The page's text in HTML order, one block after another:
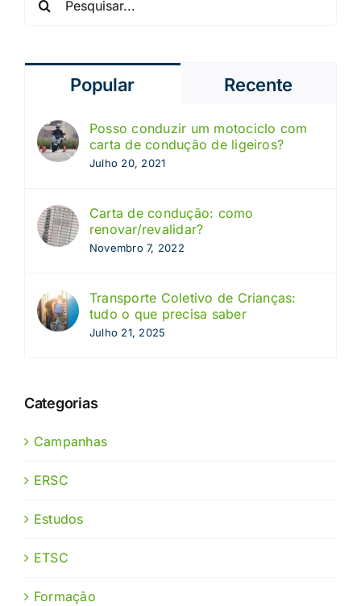
Popular Recente
Posso conduzir um motociclo com
carta de condução de ligeiros?
Julho 20, 2021
Carta de condução: como
renovar/revalidar?
Novembro 7, 2022
Transporte Coletivo de Crianças:
tudo o que precisa saber
Julho 21, 2025
Categorias
Campanhas
ERSC
Estudos
ETSC
Formação